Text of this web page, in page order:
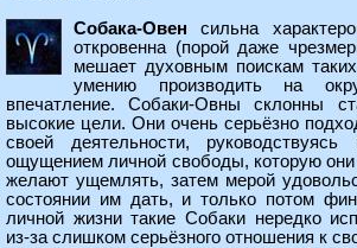
Собака-Овен сильна
откровенна (порой даже
мешает духовным поискам
умению производить на
впечатление. Собаки-Овны склонны
высокие цели. Они очень серьёзно
своей деятельности,
ощущением личной свободы, которую
желают ущемлять, затем мерой
состоянии им дать, и только потом
личной жизни такие Собаки нередко
из-за слишком серьёзного отношения к